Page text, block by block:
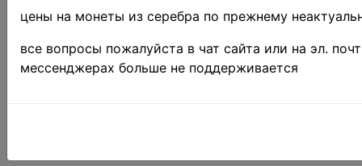
»
UNITED
STATES
»
цены на монеты из серебра по прежнему
все вопросы пожалуйста в чат сайта или на эл.
мессенджерах больше не поддерживается